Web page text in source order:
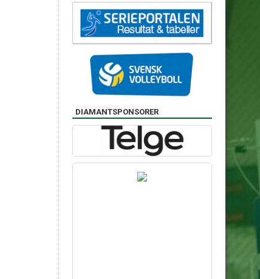
DIAMANTSPONSORER